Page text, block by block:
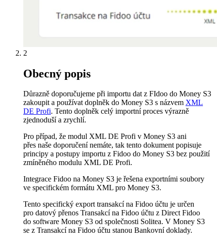
2
Obecný popis
Důrazně doporučujeme při importu dat z FIdoo do Money S3
zakoupit a používat doplněk do Money S3 s názvem XML
DE Profi. Tento doplněk celý importní proces výrazně
zjednoduší a zrychlí.
Pro případ, že modul XML DE Profi v Money S3 ani
přes naše doporučení nemáte, tak tento dokument popisuje
principy a postupy importu z Fidoo do Money S3 bez použití
zmíněného modulu XML DE Profi.
Integrace Fidoo na Money S3 je řešena exportními soubory
ve specifickém formátu XML pro Money S3.
Tento specifický export transakcí na Fidoo účtu je určen
pro datový přenos Transakcí na Fidoo účtu z Direct Fidoo
do software Money S3 od společnosti Solitea. V Money S3
se z Transakcí na Fidoo účtu stanou Bankovní doklady.